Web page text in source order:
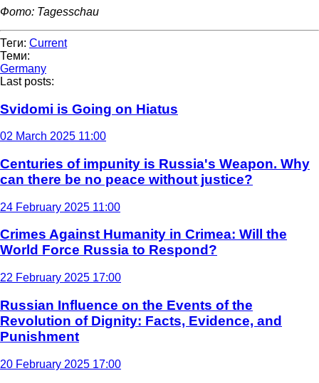
Фото: Tagesschau
Теги: Current
Теми:
Germany
Last posts:
Svidomi is Going on Hiatus
02 March 2025 11:00
Centuries of impunity is Russia's Weapon. Why
can there be no peace without justice?
24 February 2025 11:00
Crimes Against Humanity in Crimea: Will the
World Force Russia to Respond?
22 February 2025 17:00
Russian Influence on the Events of the
Revolution of Dignity: Facts, Evidence, and
Punishment
20 February 2025 17:00